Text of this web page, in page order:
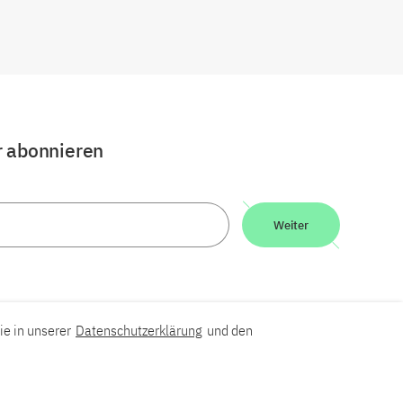
Weiter
in unserer Datenschutzerklärung und den